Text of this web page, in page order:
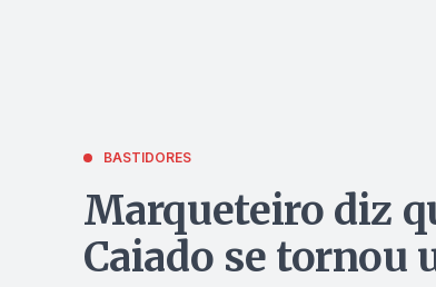
BASTIDORES
Marqueteiro diz
Caiado se tornou